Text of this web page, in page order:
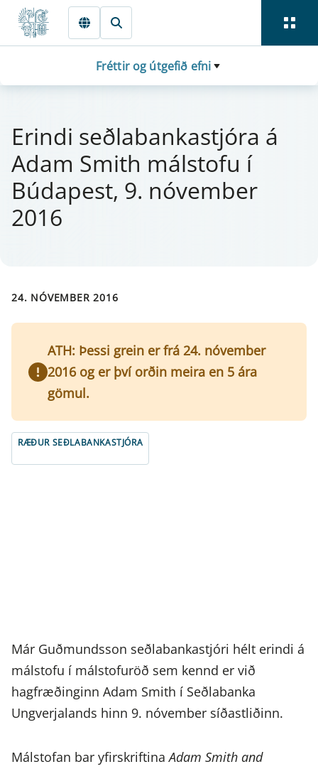
Fara beint í Meginmál
Fréttir og útgefið efni
Er­indi seðlabanka­stjóra á
Adam Smith mál­stofu í
Búdapest, 9. nóv­em­ber
2016
24. NÓVEMBER 2016
ATH: Þessi grein er frá 24. nóvember
2016 og er því orðin meira en 5 ára
gömul.
RÆÐUR SEÐLABANKASTJÓRA
Már Guðmundsson seðlabankastjóri hélt erindi á
málstofu í málstofuröð sem kennd er við
hagfræðinginn Adam Smith í Seðlabanka
Ungverjalands hinn 9. nóvember síðastliðinn.
Málstofan bar yfirskriftinaAdam Smith and